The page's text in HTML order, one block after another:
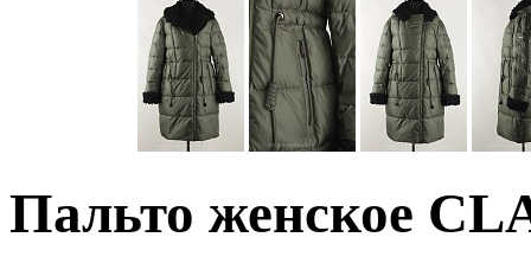
Пальто женское